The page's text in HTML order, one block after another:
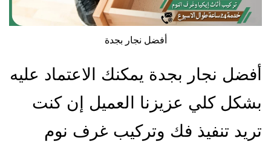
أفضل نجار بجدة
أفضل نجار بجدة يمكنك الاعتماد عليه
بشكل كلي عزيزنا العميل إن كنت
تريد تنفيذ فك وتركيب غرف نوم